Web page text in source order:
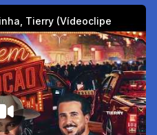
Tierry (Vídeoclipe